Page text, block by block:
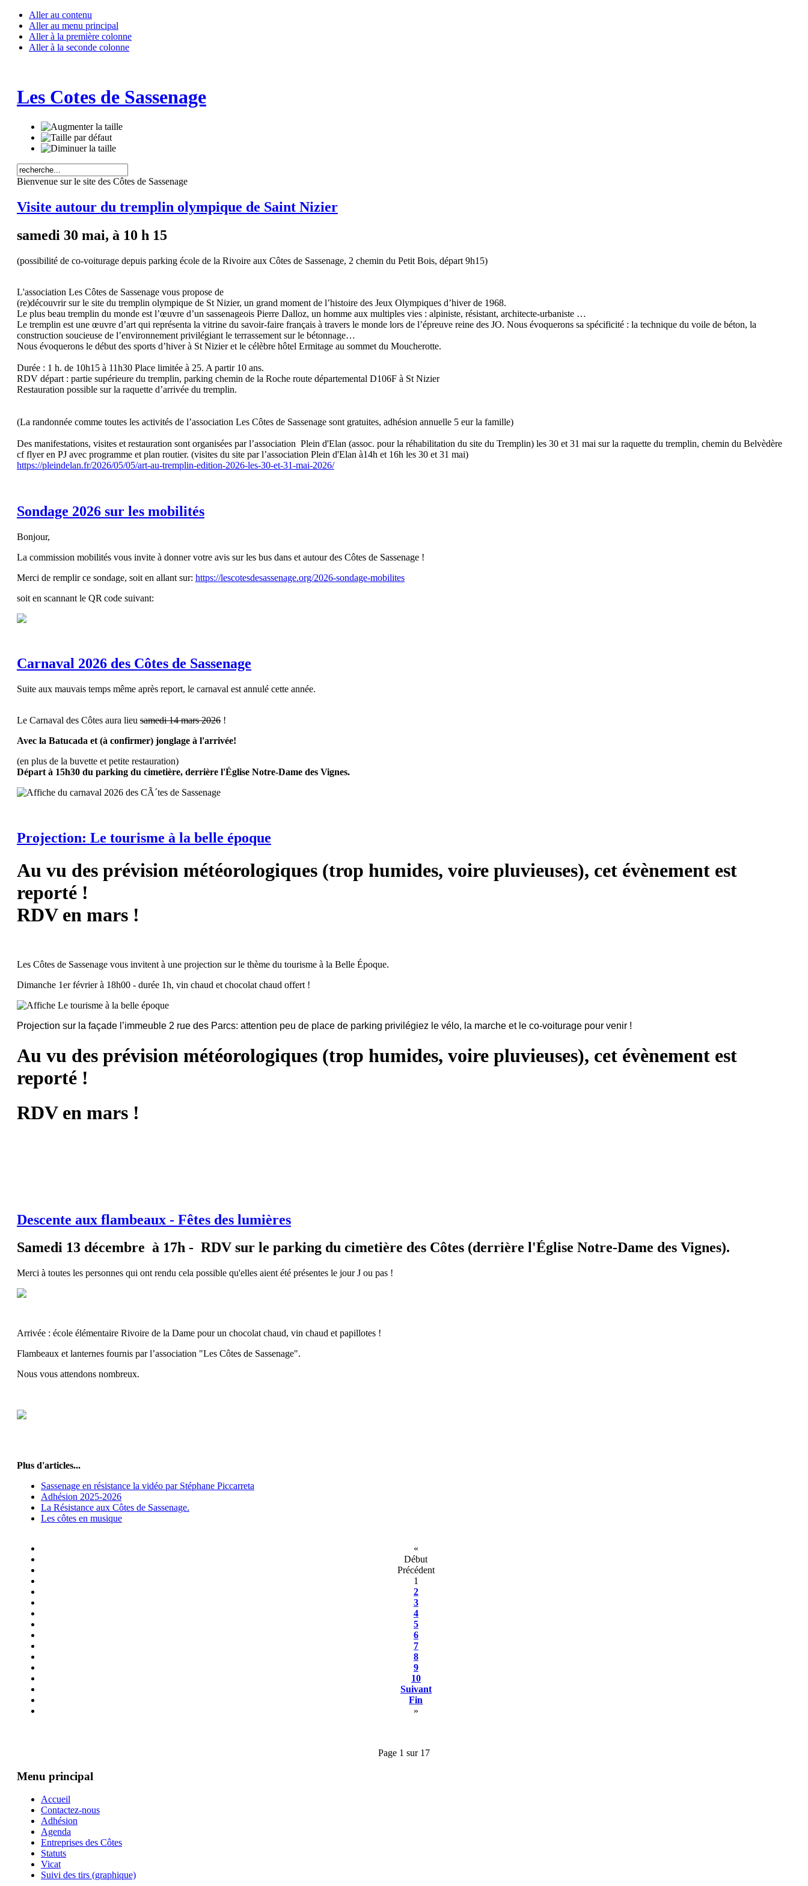
Aller au contenu
Aller au menu principal
Aller à la première colonne
Aller à la seconde colonne
Les Cotes de Sassenage
Bienvenue sur le site des Côtes de Sassenage
Visite autour du tremplin olympique de Saint Nizier
samedi 30 mai, à 10 h 15
(possibilité de co-voiturage depuis parking école de la Rivoire aux Côtes de Sassenage, 2 chemin du Petit Bois, départ 9h15)
L'association Les Côtes de Sassenage vous propose de
(re)découvrir sur le site du tremplin olympique de St Nizier, un grand moment de l’histoire des Jeux Olympiques d’hiver de 1968.
Le plus beau tremplin du monde est l’œuvre d’un sassenageois Pierre Dalloz, un homme aux multiples vies : alpiniste, résistant, architecte-urbaniste …
Le tremplin est une œuvre d’art qui représenta la vitrine du savoir-faire français à travers le monde lors de l’épreuve reine des JO. Nous évoquerons sa spécificité : la technique du voile de béton, la
construction soucieuse de l’environnement privilégiant le terrassement sur le bétonnage…
Nous évoquerons le début des sports d’hiver à St Nizier et le célèbre hôtel Ermitage au sommet du Moucherotte.
Durée : 1 h. de 10h15 à 11h30 Place limitée à 25. A partir 10 ans.
RDV départ : partie supérieure du tremplin, parking chemin de la Roche route départemental D106F à St Nizier
Restauration possible sur la raquette d’arrivée du tremplin.
(La randonnée comme toutes les activités de l’association Les Côtes de Sassenage sont gratuites, adhésion annuelle 5 eur la famille)
Des manifestations, visites et restauration sont organisées par l’association Plein d'Elan (assoc. pour la réhabilitation du site du Tremplin) les 30 et 31 mai sur la raquette du tremplin, chemin du Belvèdère
cf flyer en PJ avec programme et plan routier. (visites du site par l’association Plein d'Elan à14h et 16h les 30 et 31 mai)
https://pleindelan.fr/2026/05/05/art-au-tremplin-edition-2026-les-30-et-31-mai-2026/
Sondage 2026 sur les mobilités
Bonjour,
La commission mobilités vous invite à donner votre avis sur les bus dans et autour des Côtes de Sassenage !
Merci de remplir ce sondage, soit en allant sur: https://lescotesdesassenage.org/2026-sondage-mobilites
soit en scannant le QR code suivant:
Carnaval 2026 des Côtes de Sassenage
Suite aux mauvais temps même après report, le carnaval est annulé cette année.
Le Carnaval des Côtes aura lieu samedi 14 mars 2026!
Avec la Batucada et (à confirmer) jonglage à l'arrivée!
(en plus de la buvette et petite restauration)
Départ à 15h30 du parking du cimetière, derrière l'Église Notre-Dame des Vignes.
Projection: Le tourisme à la belle époque
Au vu des prévision météorologiques (trop humides, voire pluvieuses), cet évènement est
reporté !
RDV en mars !
Les Côtes de Sassenage vous invitent à une projection sur le thème du tourisme à la Belle Époque.
Dimanche 1er février à 18h00 - durée 1h, vin chaud et chocolat chaud offert !
Projection sur la façade l’immeuble 2 rue des Parcs: attention peu de place de parking privilégiez le vélo, la marche et le co-voiturage pour venir !
Au vu des prévision météorologiques (trop humides, voire pluvieuses), cet évènement est
reporté !
RDV en mars !
Descente aux flambeaux - Fêtes des lumières
Samedi 13 décembre à 17h- RDV sur le parking du cimetière des Côtes (derrière l'Église Notre-Dame des Vignes).
Merci à toutes les personnes qui ont rendu cela possible qu'elles aient été présentes le jour J ou pas !
Arrivée : école élémentaire Rivoire de la Dame pour un chocolat chaud, vin chaud et papillotes !
Flambeaux et lanternes fournis par l’association "Les Côtes de Sassenage".
Nous vous attendons nombreux.
Plus d'articles...
Sassenage en résistance la vidéo par Stéphane Piccarreta
Adhésion 2025-2026
La Résistance aux Côtes de Sassenage.
Les côtes en musique
«
Début
Précédent
1
2
3
4
5
6
7
8
9
10
Suivant
Fin
»
Page 1 sur 17
Menu principal
Accueil
Contactez-nous
Adhésion
Agenda
Entreprises des Côtes
Statuts
Vicat
Suivi des tirs (graphique)